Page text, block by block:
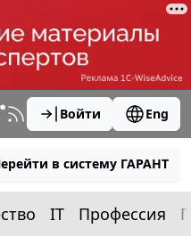
Войти Eng
в систему ГАРАНТ
IT Профессия